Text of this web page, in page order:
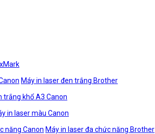
Máy in laser đen trắng Brother
trắng khổ A3 Canon
in laser màu Canon
năng Canon Máy in laser đa chức năng Brother